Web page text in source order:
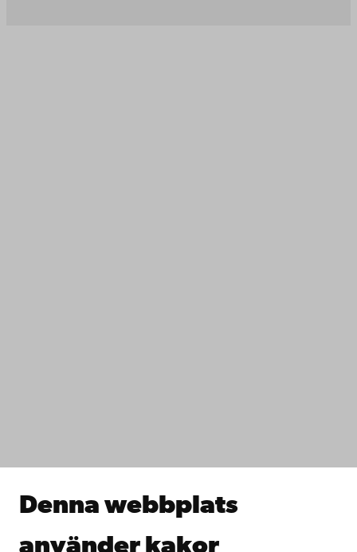
Denna webbplats
Samarbeta med oss
Kontinuerligt lärande
Gå med i Åbo Akademis alumnnätverk